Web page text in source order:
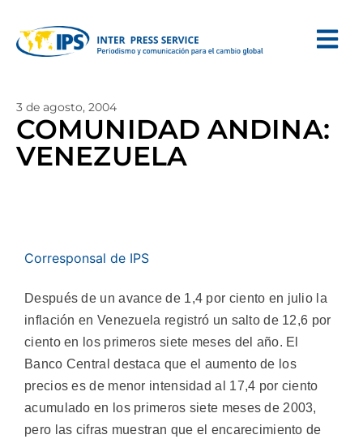
3 de agosto, 2004
COMUNIDAD ANDINA:
VENEZUELA
Corresponsal de IPS
Después de un avance de 1,4 por ciento en julio la
inflación en Venezuela registró un salto de 12,6 por
ciento en los primeros siete meses del año. El
Banco Central destaca que el aumento de los
precios es de menor intensidad al 17,4 por ciento
acumulado en los primeros siete meses de 2003,
pero las cifras muestran que el encarecimiento de